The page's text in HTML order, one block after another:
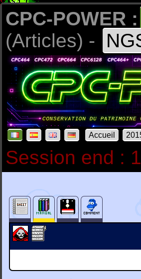
CPC-POWER :
(Articles) -
Accueil
Session end :